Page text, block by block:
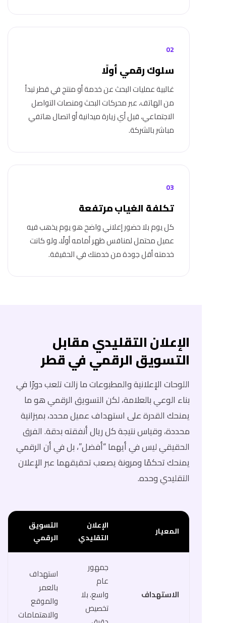
02
سلوك رقمي أولًا
غالبية عمليات البحث عن خدمة أو منتج في قطر تبدأ
من الهاتف، عبر محركات البحث ومنصات التواصل
الاجتماعي، قبل أي زيارة ميدانية أو اتصال هاتفي
مباشر بالشركة.
03
تكلفة الغياب مرتفعة
كل يوم بلا حضور إعلاني واضح هو يوم يذهب فيه
عميل محتمل لمنافس ظهر أمامه أولًا، ولو كانت
خدمته أقل جودة من خدمتك في الحقيقة.
الإعلان التقليدي مقابل
التسويق الرقمي في قطر
اللوحات الإعلانية والمطبوعات ما زالت تلعب دورًا في
بناء الوعي بالعلامة، لكن التسويق الرقمي هو ما
يمنحك القدرة على استهداف عميل محدد، بميزانية
محددة، وقياس نتيجة كل ريال أنفقته بدقة. الفرق
الحقيقي ليس في أيهما “أفضل”، بل في أن الرقمي
يمنحك تحكمًا ومرونة يصعب تحقيقهما عبر الإعلان
التقليدي وحده.
المعيار
الإعلان
التقليدي
التسويق
الرقمي
الاستهداف
جمهور
عام
واسع، بلا
تخصيص
استهداف
بالعمر
والموقع
والاهتمامات